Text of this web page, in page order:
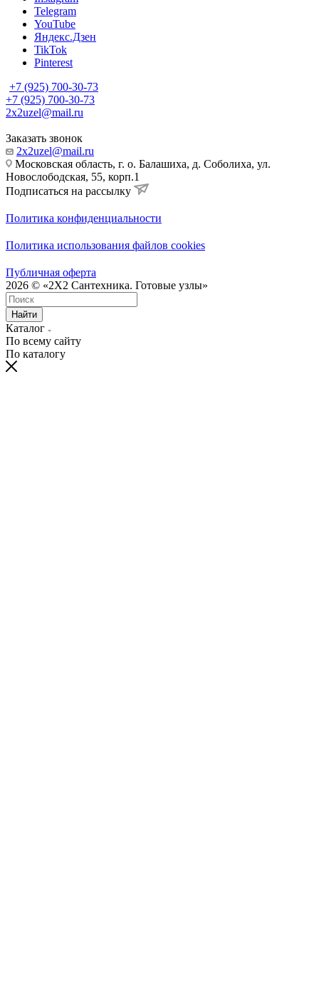
Telegram
YouTube
Яндекс.Дзен
TikTok
Pinterest
+7 (925) 700-30-73
+7 (925) 700-30-73
2x2uzel@mail.ru
Заказать звонок
2x2uzel@mail.ru
Московская область, г. о. Балашиха, д. Соболиха, ул.
Новослободская, 55, корп.1
Подписаться на рассылку
Политика конфиденциальности
Политика использования файлов cookies
Публичная оферта
2026 © «2X2 Сантехника. Готовые узлы»
Найти
Каталог
По всему сайту
По каталогу